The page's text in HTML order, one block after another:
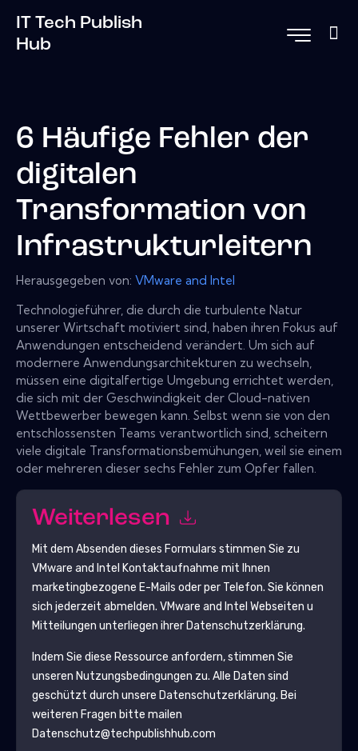
IT Tech Publish
Hub
6 Häufige Fehler der
digitalen
Transformation von
Infrastrukturleitern
Herausgegeben von: VMware and Intel
Technologieführer, die durch die turbulente Natur
unserer Wirtschaft motiviert sind, haben ihren Fokus auf
Anwendungen entscheidend verändert. Um sich auf
modernere Anwendungsarchitekturen zu wechseln,
müssen eine digitalfertige Umgebung errichtet werden,
die sich mit der Geschwindigkeit der Cloud-nativen
Wettbewerber bewegen kann. Selbst wenn sie von den
entschlossensten Teams verantwortlich sind, scheitern
viele digitale Transformationsbemühungen, weil sie einem
oder mehreren dieser sechs Fehler zum Opfer fallen.
Weiterlesen
Mit dem Absenden dieses Formulars stimmen Sie zu
VMware and Intel Kontaktaufnahme mit Ihnen
marketingbezogene E-Mails oder per Telefon. Sie können
sich jederzeit abmelden. VMware and Intel Webseiten u
Mitteilungen unterliegen ihrer Datenschutzerklärung.
Indem Sie diese Ressource anfordern, stimmen Sie
unseren Nutzungsbedingungen zu. Alle Daten sind
geschützt durch unsere Datenschutzerklärung. Bei
weiteren Fragen bitte mailen
Datenschutz@techpublishhub.com